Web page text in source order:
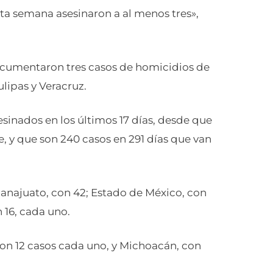
semana asesinaron a al menos tres»,
tres casos de homicidios de
y Veracruz.
en los últimos 17 días, desde que
que son 240 casos en 291 días que van
con 42; Estado de México, con
cada uno.
12 casos cada uno, y Michoacán, con